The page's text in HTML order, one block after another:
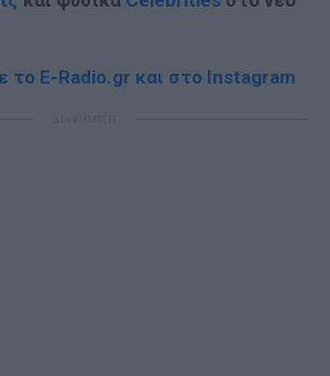
το E-Radio.gr και στο Instagram